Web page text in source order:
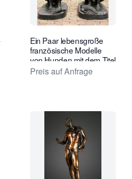
von Toebosch
Ein Paar lebensgroße
französische Modelle
von Hunden mit dem Titel
'Deux Chiens Assis'.
Preis auf Anfrage